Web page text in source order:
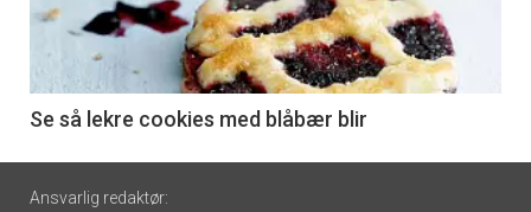
nå
6
Se så lekre cookies med blåbær blir
Footer
Ansvarlig redaktør: